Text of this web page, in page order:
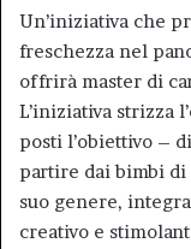
Un’iniziativa che
freschezza nel
offrirà master di
L’iniziativa strizza
posti l’obiettivo –
partire dai bimbi di
suo genere,
creativo e